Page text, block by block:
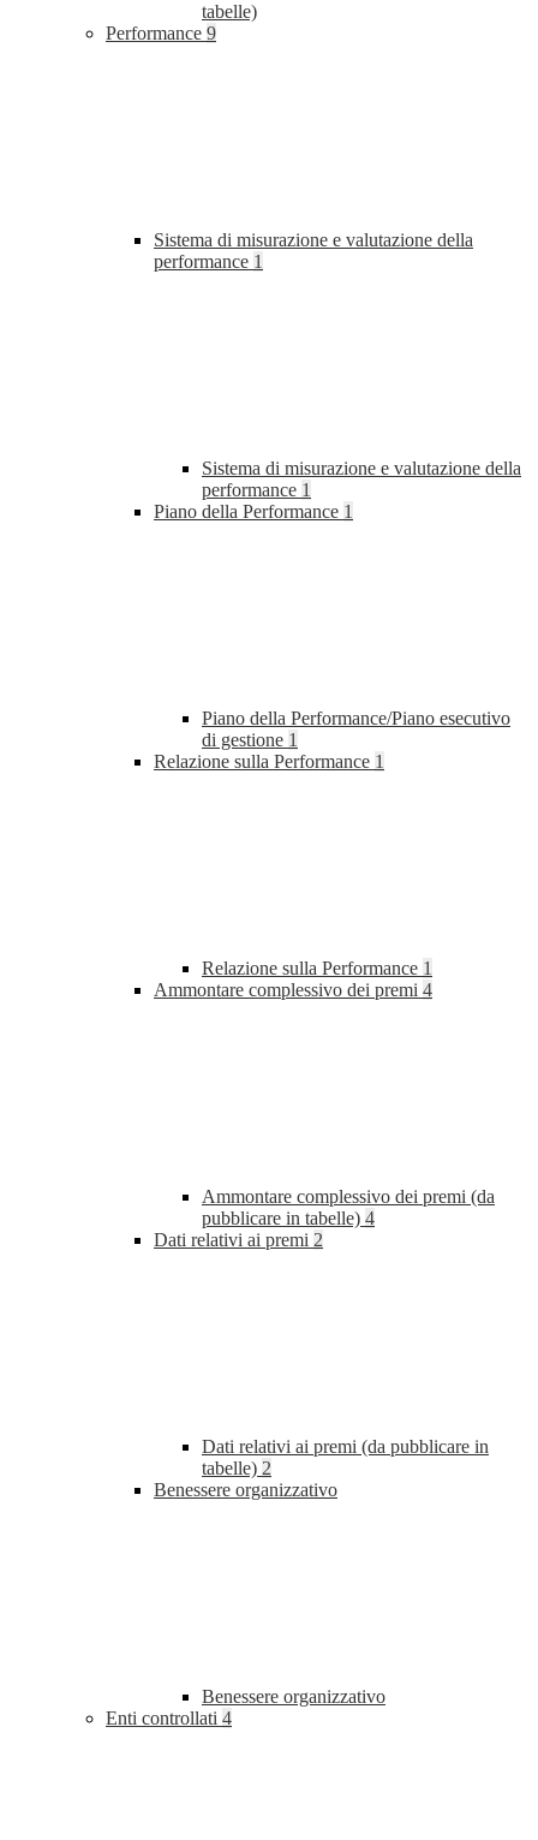
tabelle)
Performance 9
Sistema di misurazione e valutazione della
performance 1
Sistema di misurazione e valutazione della
performance 1
Piano della Performance 1
Piano della Performance/Piano esecutivo
di gestione 1
Relazione sulla Performance 1
Relazione sulla Performance 1
Ammontare complessivo dei premi 4
Ammontare complessivo dei premi (da
pubblicare in tabelle) 4
Dati relativi ai premi 2
Dati relativi ai premi (da pubblicare in
tabelle) 2
Benessere organizzativo
Benessere organizzativo
Enti controllati 4